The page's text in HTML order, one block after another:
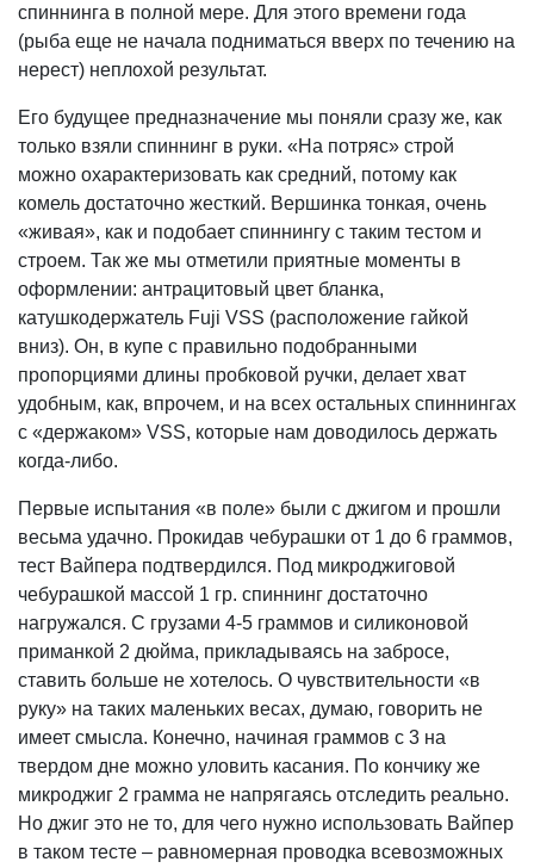
спиннинга в полной мере. Для этого времени года
(рыба еще не начала подниматься вверх по течению на
нерест) неплохой результат.
Его будущее предназначение мы поняли сразу же, как
только взяли спиннинг в руки. «На потряс» строй
можно охарактеризовать как средний, потому как
комель достаточно жесткий. Вершинка тонкая, очень
«живая», как и подобает спиннингу с таким тестом и
строем. Так же мы отметили приятные моменты в
оформлении: антрацитовый цвет бланка,
катушкодержатель Fuji VSS (расположение гайкой
вниз). Он, в купе с правильно подобранными
пропорциями длины пробковой ручки, делает хват
удобным, как, впрочем, и на всех остальных спиннингах
с «держаком» VSS, которые нам доводилось держать
когда-либо.
Первые испытания «в поле» были с джигом и прошли
весьма удачно. Прокидав чебурашки от 1 до 6 граммов,
тест Вайпера подтвердился. Под микроджиговой
чебурашкой массой 1 гр. спиннинг достаточно
нагружался. С грузами 4-5 граммов и силиконовой
приманкой 2 дюйма, прикладываясь на забросе,
ставить больше не хотелось. О чувствительности «в
руку» на таких маленьких весах, думаю, говорить не
имеет смысла. Конечно, начиная граммов с 3 на
твердом дне можно уловить касания. По кончику же
микроджиг 2 грамма не напрягаясь отследить реально.
Но джиг это не то, для чего нужно использовать Вайпер
в таком тесте – равномерная проводка всевозможных